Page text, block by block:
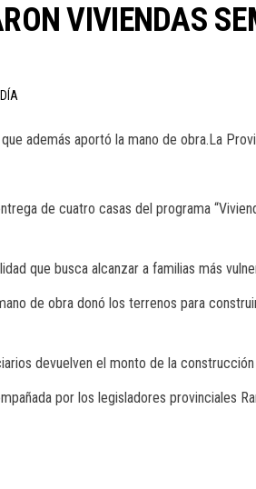
VIVIENDAS
además aportó la mano de obra.La
de cuatro casas del programa
que busca alcanzar a familias más
de obra donó los terrenos para
devuelven el monto de la
por los legisladores provinciales